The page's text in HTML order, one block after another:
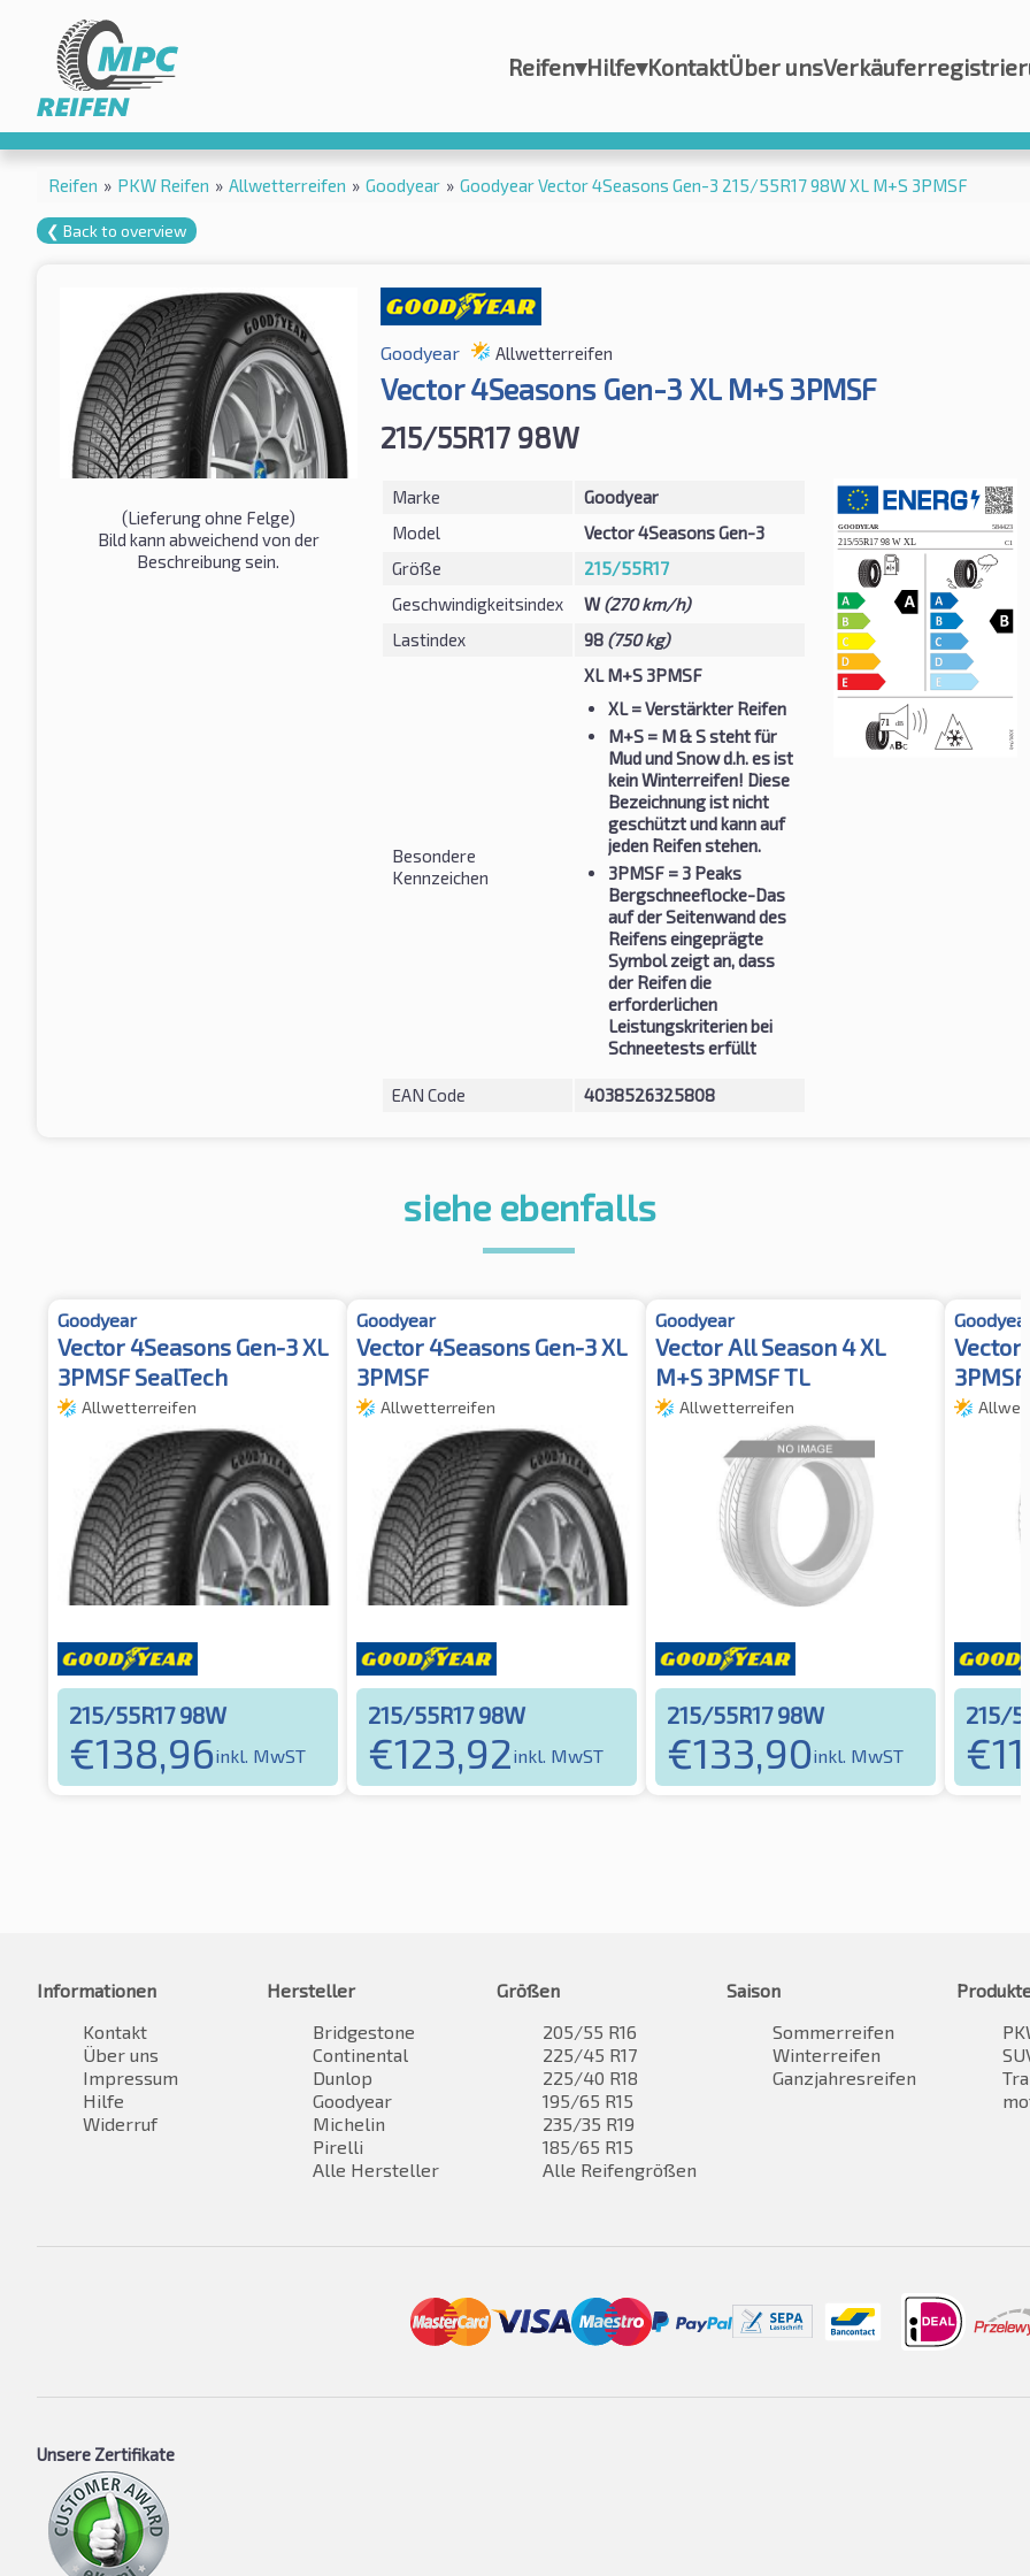
Reifen▾Hilfe▾KontaktÜber uns
Reifen » PKW Reifen » Allwetterreifen » Goodyear » Goodyear Vector 4Seasons Gen-3 215/55R17 98W XL M+S 3PMSF
❮ Back to overview
(Lieferung ohne Felge)
Bild kann abweichend von der
Beschreibung sein.
Goodyear Allwetterreifen
Vector 4Seasons Gen-3 XL M+S 3PMSF
215/55R17 98W
Marke
Goodyear
Model
Vector 4Seasons Gen-3
Größe
215/55R17
Geschwindigkeitsindex
W(270 km/h)
Lastindex
98 (750 kg)
Besondere
Kennzeichen
XL M+S 3PMSF
XL= Verstärkter Reifen
M+S= M & S steht für
Mud und Snow d.h. es ist
kein Winterreifen! Diese
Bezeichnung ist nicht
geschützt und kann auf
jeden Reifen stehen.
3PMSF= 3 Peaks
Bergschneeflocke-Das
auf der Seitenwand des
Reifens eingeprägte
Symbol zeigt an, dass
der Reifen die
erforderlichen
Leistungskriterien bei
Schneetests erfüllt
EAN Code 4038526325808
siehe ebenfalls
Goodyear
Vector 4Seasons Gen-3 XL
3PMSF SealTech
Allwetterreifen
215/55R17 98W
€138,96inkl. MwST
Goodyear
Vector 4Seasons Gen-3 XL
3PMSF
Allwetterreifen
215/55R17 98W
€123,92inkl. MwST
Goodyear
Vector All Season 4 XL
M+S 3PMSF TL
Allwetterreifen
215/55R17 98W
€133,90inkl. MwST
Goodyear
Vector
3PMSF
215/
€
Informationen
Kontakt
Über uns
Impressum
Hilfe
Widerruf
Hersteller
Bridgestone
Continental
Dunlop
Goodyear
Michelin
Pirelli
Alle Hersteller
Größen
205/55 R16
225/45 R17
225/40 R18
195/65 R15
235/35 R19
185/65 R15
Alle Reifengrößen
Saison
Sommerreifen
Winterreifen
Ganzjahresreifen
Unsere Zertifikate